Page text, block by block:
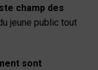
champ des
jeune public tout
sont